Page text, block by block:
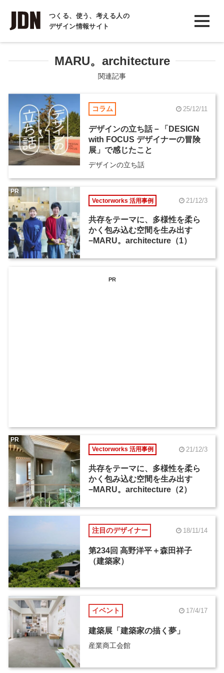
つくる、使う、考える人の
デザイン情報サイト
INTERVIEW
インタビュー
REPORT
COLUMN
コラム
MARU。architecture
関連記事
コラム 25/12/11
デザインの立ち話－「DESIGN
with FOCUS デザイナーの冒険
展」で感じたこと
デザインの立ち話
Vectorworks 活用事例 21/12/3
共存をテーマに、多様性を柔ら
かく包み込む空間を生み出す
−MARU。architecture（1）
PR
PR
Vectorworks 活用事例 21/12/3
共存をテーマに、多様性を柔ら
かく包み込む空間を生み出す
−MARU。architecture（2）
PR
注目のデザイナー 18/11/14
第234回 高野洋平＋森田祥子
（建築家）
イベント 17/4/17
建築展「建築家の描く夢」
産業商工会館